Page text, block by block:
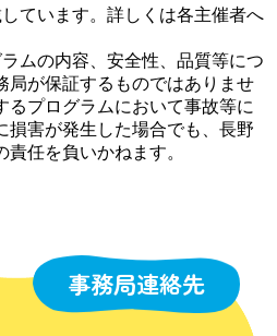
ています。詳しくは各主催者へ
ムの内容、安全性、品質等につ
局が保証するものではありませ
るプログラムにおいて事故等に
損害が発生した場合でも、長野
任を負いかねます。
事務局連絡先